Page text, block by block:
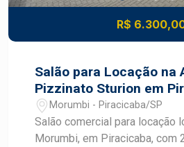
R$
Salão para Locação na
Pizzinato Sturion em
Morumbi - Piracicaba/SP
Salão comercial para locação
Morumbi, em Piracicaba, com